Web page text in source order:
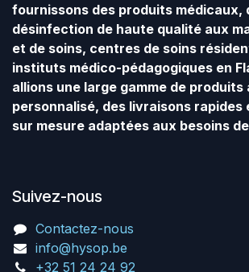
fournissons des produits médicaux,
désinfection de haute qualité aux
et de soins, centres de soins
instituts médico-pédagogiques en
allions une large gamme de produits
personnalisé, des livraisons rapides
sur mesure adaptées aux besoins
Suivez-nous
Contactez-nous
info@hysop.be
+32 51 24 24 92